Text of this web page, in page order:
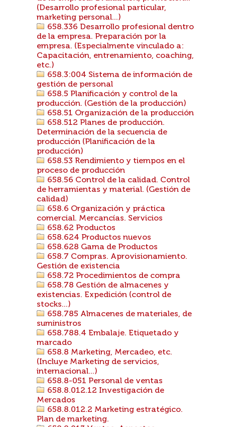
(Desarrollo profesional particular,
marketing personal...)
658.336 Desarrollo profesional dentro
de la empresa. Preparación por la
empresa. (Especialmente vinculado a:
Capacitación, entrenamiento, coaching,
etc.)
658.3:004 Sistema de información de
gestión de personal
658.5 Planificación y control de la
producción. (Gestión de la producción)
658.51 Organización de la producción
658.512 Planes de producción.
Determinación de la secuencia de
producción (Planificación de la
producción)
658.53 Rendimiento y tiempos en el
proceso de producción
658.56 Control de la calidad. Control
de herramientas y material. (Gestión de
calidad)
658.6 Organización y práctica
comercial. Mercancías. Servicios
658.62 Productos
658.624 Productos nuevos
658.628 Gama de Productos
658.7 Compras. Aprovisionamiento.
Gestión de existencia
658.72 Procedimientos de compra
658.78 Gestión de almacenes y
existencias. Expedición (control de
stocks...)
658.785 Almacenes de materiales, de
suministros
658.788.4 Embalaje. Etiquetado y
marcado
658.8 Marketing, Mercadeo, etc.
(Incluye Marketing de servicios,
internacional...)
658.8-051 Personal de ventas
658.8.012.12 Investigación de
Mercados
658.8.012.2 Marketing estratégico.
Plan de marketing.